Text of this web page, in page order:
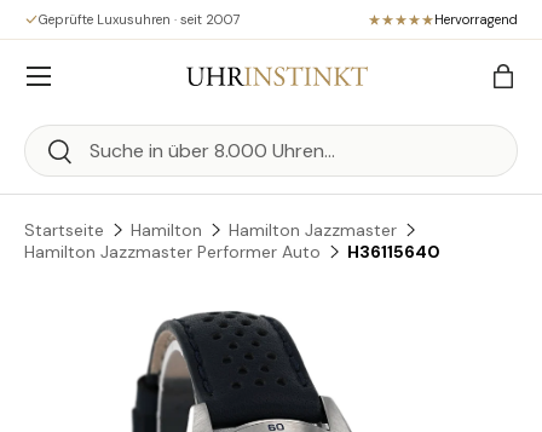
Direkt zum Inhalt
Geprüfte Luxusuhren · seit 2007 Hervorragend
Suchen
Suchen
Menü
Startseite Hamilton
Hamilton Jazzmaster
Hamilton Jazzmaster Performer Auto
H36115640
Zu Produktinformationen springen